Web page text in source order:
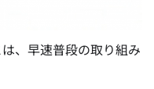
、早速普段の取り組み